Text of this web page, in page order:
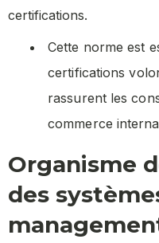
certifications.
Cette norme est
certifications
rassurent les
commerce
Organisme
des